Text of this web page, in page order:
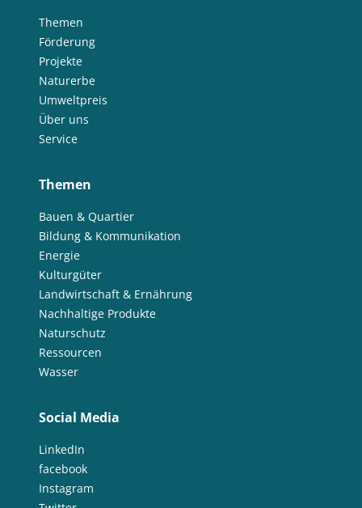
Themen
Förderung
Projekte
Naturerbe
Umweltpreis
Über uns
Service
Themen
Bauen & Quartier
Bildung & Kommunikation
Energie
Kulturgüter
Landwirtschaft & Ernährung
Nachhaltige Produkte
Naturschutz
Ressourcen
Wasser
Social Media
LinkedIn
facebook
Instagram